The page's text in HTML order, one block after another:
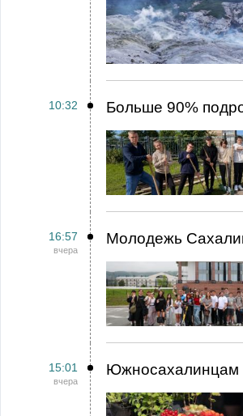
10:32 Больше 90%
16:57
вчера
Молодежь
15:01
вчера
Южносахалинцам